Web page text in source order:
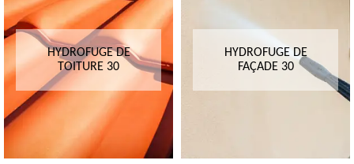
HYDROFUGE DE
TOITURE 30
HYDROFUGE DE
FAÇADE 30